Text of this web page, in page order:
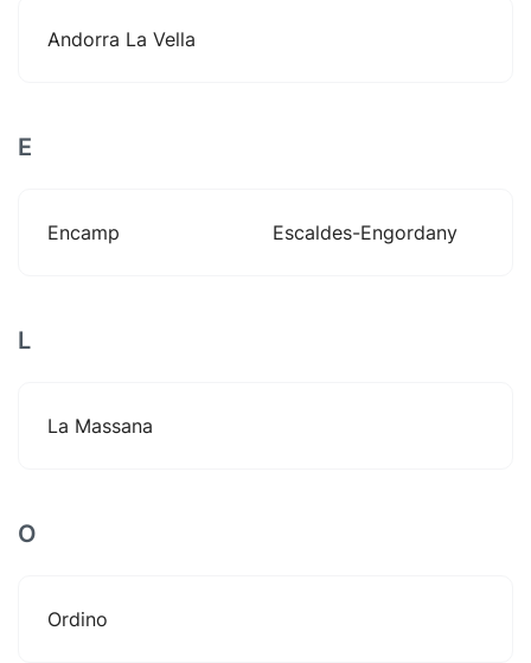
Andorra La Vella
E
Encamp Escaldes-Engordany
L
La Massana
O
Ordino